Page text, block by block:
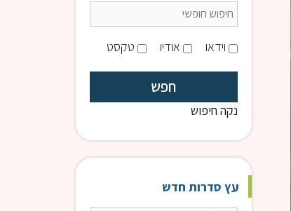
וידאו אודיו טקסט
נקה חיפוש
עץ סדרות חדש